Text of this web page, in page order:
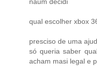
qual escolher xbox
presciso de uma
só queria saber
acham masi legal e